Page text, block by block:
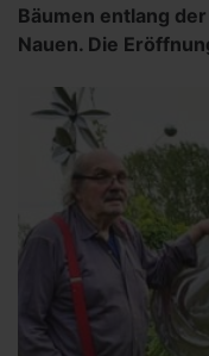
Bäumen entlang
Nauen. Die